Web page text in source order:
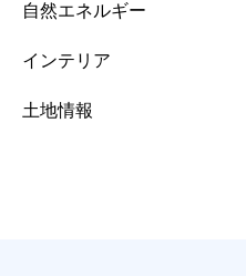
自然エネルギー
インテリア
土地情報